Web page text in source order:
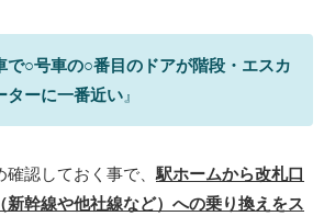
で○号車の○番目のドアが階段・エスカ
ターに一番近い 』
認しておく事で、 駅ホームから改札口
新幹線や他社線など）への乗り換えをス